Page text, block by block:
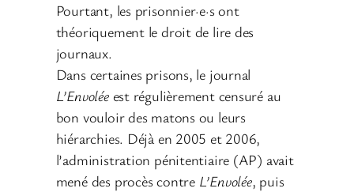
Pourtant, les prisonnier·e·s ont
théoriquement le droit de lire des
journaux.
Dans certaines prisons, le journal
L’Envoléeest régulièrement censuré au
bon vouloir des matons ou leurs
hiérarchies. Déjà en 2005 et 2006,
l’administration pénitentiaire (AP) avait
mené des procès contre L’Envolée, puis